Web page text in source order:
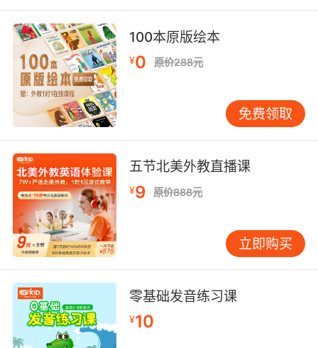
100本原版绘本
¥0 原价288元
免费领取
五节北美外教直播课
¥9 原价888元
立即购买
零基础发音练习课
¥10